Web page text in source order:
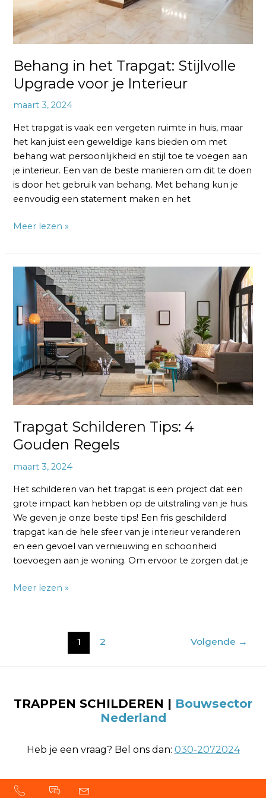
Behang in het Trapgat: Stijlvolle
Upgrade voor je Interieur
maart 3, 2024
Het trapgat is vaak een vergeten ruimte in huis, maar
het kan juist een geweldige kans bieden om met
behang wat persoonlijkheid en stijl toe te voegen aan
je interieur. Een van de beste manieren om dit te doen
is door het gebruik van behang. Met behang kun je
eenvoudig een statement maken en het
Meer lezen »
Trapgat Schilderen Tips: 4
Gouden Regels
maart 3, 2024
Het schilderen van het trapgat is een project dat een
grote impact kan hebben op de uitstraling van je huis.
We geven je onze beste tips! Een fris geschilderd
trapgat kan de hele sfeer van je interieur veranderen
en een gevoel van vernieuwing en schoonheid
toevoegen aan je woning. Om ervoor te zorgen dat je
Trapgat
Schilderen
Tips:
4
Gouden
Regels
Meer lezen »
1 2 Volgende →
TRAPPEN SCHILDEREN |
Bouwsector
Nederland
Heb je een vraag? Bel ons dan: 030-2072024